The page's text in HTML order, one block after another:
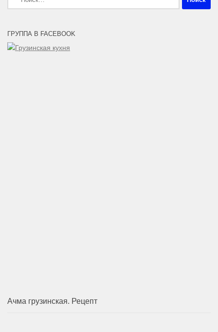
ГРУППА В FACEBOOK
Ачма грузинская. Рецепт